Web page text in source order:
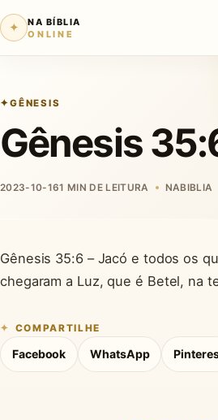
✦
NA BÍBLIA
ONLINE
GÊNESIS
Gênesis
2023-10-161 MIN DE LEITURA NABIBLIA
Gênesis 35:6 – Jacó e todos os
chegaram a Luz, que é Betel, na
COMPARTILHE
Facebook WhatsApp